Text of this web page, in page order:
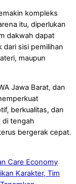
kompleks
itu, diperlukan
dakwah dapat
dari sisi pemilihan
maupun
Jawa Barat, dan
berkualitas, dan
di tengah
bergerak cepat.
Care Economy
Karakter, Tim